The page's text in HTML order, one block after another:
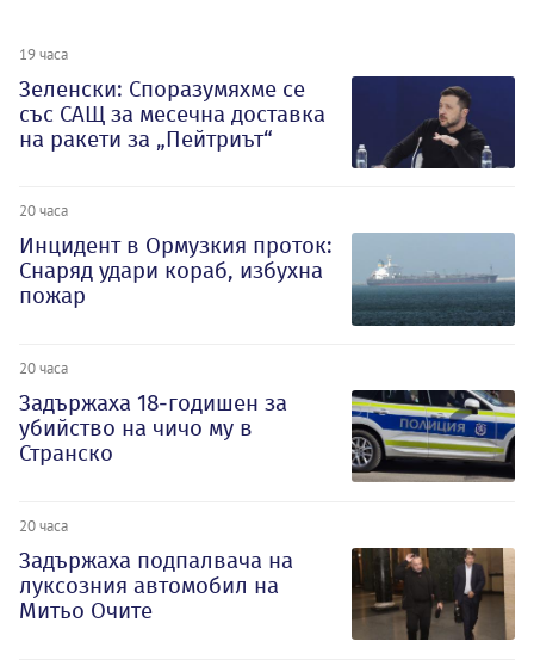
19 часа
Зеленски: Споразумяхме се
със САЩ за месечна доставка
на ракети за „Пейтриът“
20 часа
Инцидент в Ормузкия проток:
Снаряд удари кораб, избухна
пожар
20 часа
Задържаха 18-годишен за
убийство на чичо му в
Странско
20 часа
Задържаха подпалвача на
луксозния автомобил на
Митьо Очите